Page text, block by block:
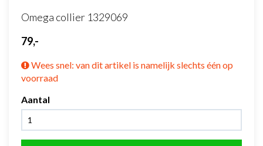
Omega collier 1329069
79,-
Wees snel: van dit artikel is namelijk slechts één op
voorraad
Aantal